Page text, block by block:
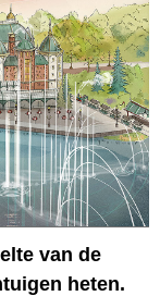
van de
heten.